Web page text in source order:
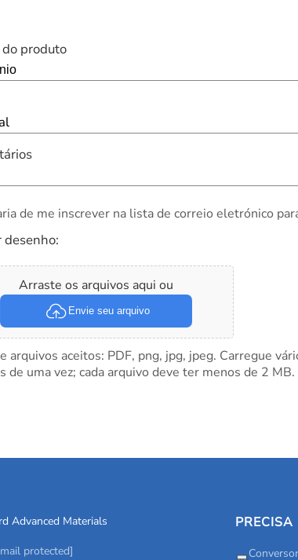
do produto
de me inscrever na lista de correio eletrónico
Arraste os arquivos aqui ou
Envie seu arquivo
arquivos aceitos: PDF, png, jpg, jpeg. Carregue
de uma vez; cada arquivo deve ter menos de 2 MB.
protected]